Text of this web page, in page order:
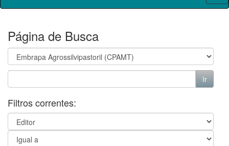
Página de Busca
Filtros correntes: